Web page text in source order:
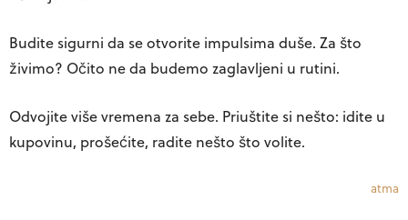
Budite sigurni da se otvorite impulsima duše. Za što
živimo? Očito ne da budemo zaglavljeni u rutini.
Odvojite više vremena za sebe. Priuštite si nešto: idite u
kupovinu, prošećite, radite nešto što volite.
atma